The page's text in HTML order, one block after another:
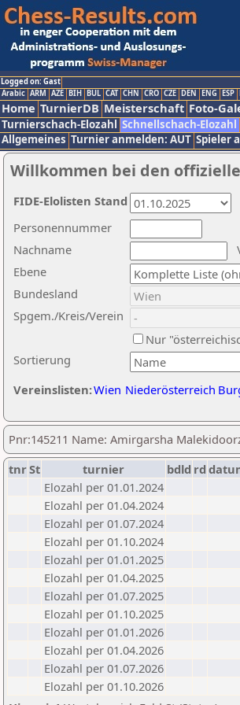
Logged on: Gast
Arabic ARM AZE BIH BUL CAT CHN CRO CZE DEN ENG ESP
Home TurnierDB Meisterschaft Foto-
Turnierschach-Elozahl Schnellschach-Elozahl
Allgemeines Turnier anmelden: AUT Spieler
Willkommen bei den
Nachname
Ebene
Sortierung
Personennummer
Bundesland
Spgem./Kreis/Verein
Nur
Vereinslisten:Wien Niederösterreich
FIDE-Elolisten Stand
Pnr:145211 Name: Amirgarsha
tnrSt turnier bdld rd
Elozahl per 01.01.2024
Elozahl per 01.04.2024
Elozahl per 01.07.2024
Elozahl per 01.10.2024
Elozahl per 01.01.2025
Elozahl per 01.04.2025
Elozahl per 01.07.2025
Elozahl per 01.10.2025
Elozahl per 01.01.2026
Elozahl per 01.04.2026
Elozahl per 01.07.2026
Elozahl per 01.10.2026